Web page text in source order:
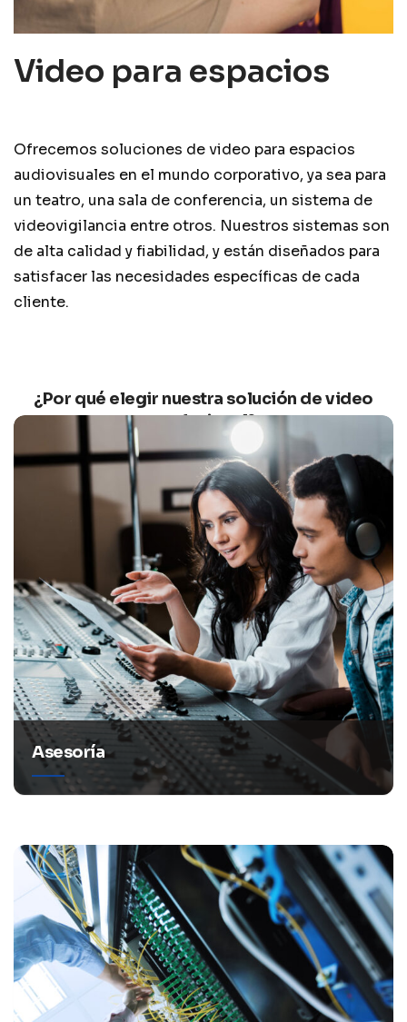
Video para espacios
Ofrecemos soluciones de video para espacios
audiovisuales en el mundo corporativo, ya sea para
un teatro, una sala de conferencia, un sistema de
videovigilancia entre otros. Nuestros sistemas son
de alta calidad y fiabilidad, y están diseñados para
satisfacer las necesidades específicas de cada
cliente.
¿Por qué elegir nuestra solución de video
profesional?
Asesoría